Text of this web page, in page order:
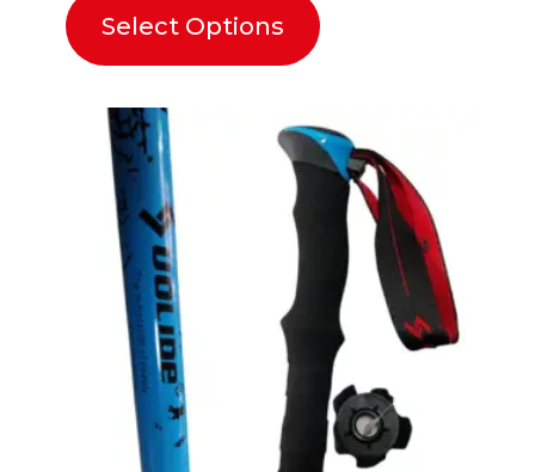
precios:
desde
Select Options